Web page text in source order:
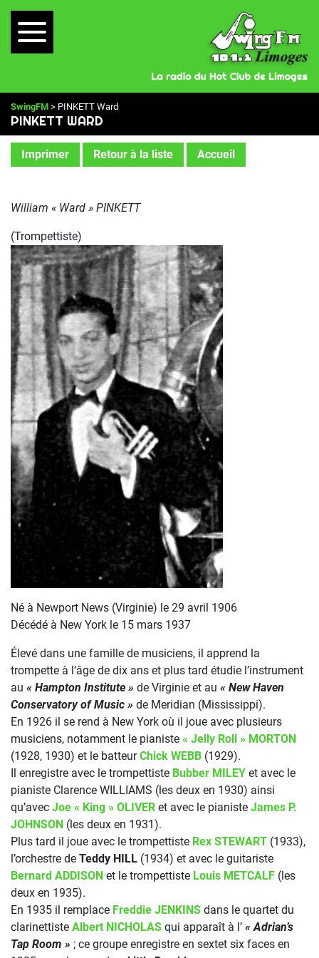
SwingFM > PINKETT Ward
PINKETT WARD
Imprimer Retour à la liste Accueil
William « Ward » PINKETT
(Trompettiste)
Né à Newport News (Virginie) le 29 avril 1906
Décédé à New York le 15 mars 1937
Élevé dans une famille de musiciens, il apprend la
trompette à l’âge de dix ans et plus tard étudie l’instrument
au « Hampton Institute » de Virginie et au « New Haven
Conservatory of Music » de Meridian (Mississippi).
En 1926 il se rend à New York où il joue avec plusieurs
musiciens, notamment le pianiste « Jelly Roll » MORTON
(1928, 1930) et le batteurChick WEBB (1929).
Il enregistre avec le trompettiste Bubber MILEY et avec le
pianiste Clarence WILLIAMS (les deux en 1930) ainsi
qu’avec Joe « King » OLIVER et avec le pianiste James P.
JOHNSON (les deux en 1931).
Plus tard il joue avec le trompettiste Rex STEWART (1933),
l’orchestre de Teddy HILL (1934) et avec le guitariste
Bernard ADDISON et le trompettiste Louis METCALF (les
deux en 1935).
En 1935 il remplace Freddie JENKINS dans le quartet du
clarinettiste Albert NICHOLAS qui apparaît à l’ « Adrian’s
Tap Room » ; ce groupe enregistre en sextet six faces en